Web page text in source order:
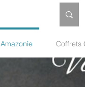
Coffrets